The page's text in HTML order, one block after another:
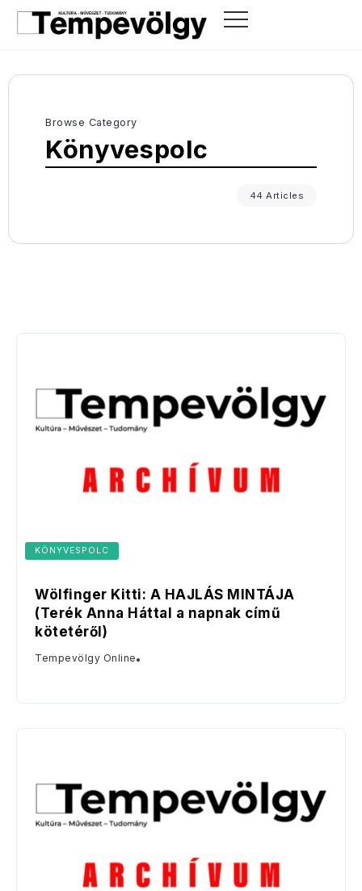
Browse Category
Könyvespolc
44 Articles
KÖNYVESPOLC
Wölfinger Kitti: A HAJLÁS MINTÁJA
(Terék Anna Háttal a napnak című
kötetéről)
Tempevölgy Online